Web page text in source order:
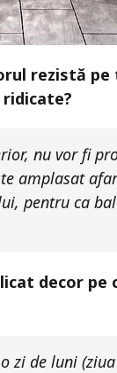
rezistă
nu vor fi
amplasat
pentru ca
decor
zi de luni